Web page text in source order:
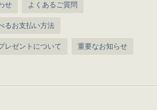
せ よくあるご質問
るお支払い方法
レゼントについて 重要なお知らせ